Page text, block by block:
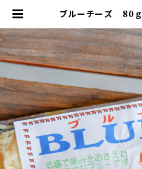
ブルーチーズ 80ｇ